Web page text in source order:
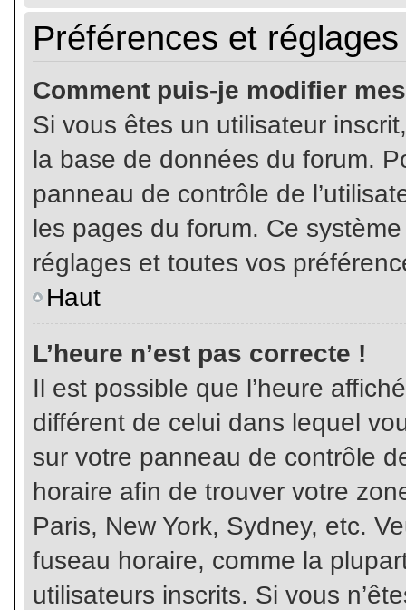
Préférences et
Comment puis-je modifier
Si vous êtes un utilisateur
la base de données du forum.
panneau de contrôle de
les pages du forum. Ce
réglages et toutes vos
Haut
L’heure n’est pas correcte !
Il est possible que l’heure
différent de celui dans lequel
sur votre panneau de contrôle
horaire afin de trouver votre
Paris, New York, Sydney, etc.
fuseau horaire, comme la
utilisateurs inscrits. Si vous